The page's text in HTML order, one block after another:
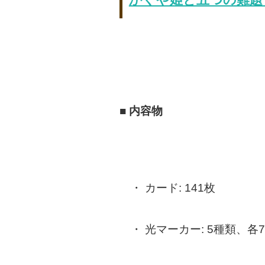
■ 内容物
カード: 141枚
光マーカー: 5種類、各